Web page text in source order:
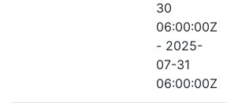
30
06:00:00Z
- 2025-
07-31
06:00:00Z